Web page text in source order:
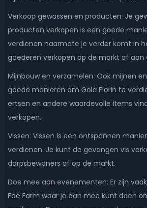
Verkoop gewassen en producten: Je
producten verkopen is een goede
verdienen naarmate je verder komt in
goederen verkopen op de markt of aan
Mijnbouw en verzamelen: Ook mijnen
goede manieren om Gold Florin te
ertsen en andere waardevolle items
verkopen.
Vissen: Vissen is een ontspannen
verdienen. Je kunt de gevangen vis
dorpsbewoners of op de markt.
Doe mee aan evenementen: Er zijn
Fae Farm waar je aan mee kunt doen